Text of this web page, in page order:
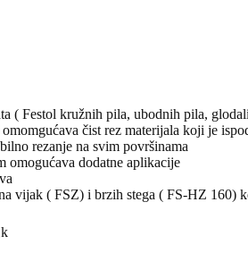
( Festol kružnih pila, ubodnih pila,
čist rez materijala koji je
rezanje na svim površinama
omogućava dodatne aplikacije
vijak ( FSZ) i brzih stega ( FS-HZ 160)